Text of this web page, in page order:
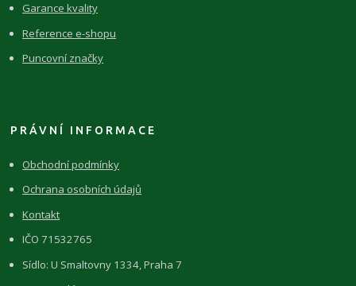
Garance kvality
Reference e-shopu
Puncovní značky
PRÁVNÍ INFORMACE
Obchodní podmínky
Ochrana osobních údajů
Kontakt
IČO 71532765
Sídlo: U Smaltovny 1334, Praha 7